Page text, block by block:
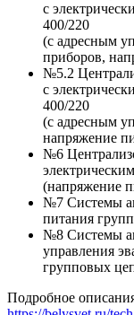
с
400/220
(c адресным
приборов,
№5.2
с
400/220
(c адресным
напряжение
№6
(напряжение
№7 Системы
питания
№8 Системы
управления
групповых
Подробное